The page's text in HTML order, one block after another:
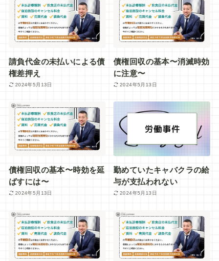
請負代金の未払いによる債
権差押え
2024年5月13日
債権回収の基本〜消滅時効
に注意〜
2024年5月13日
債権回収の基本〜時効を延
ばすには〜
2024年5月13日
勤めていたキャバクラの給
与が支払われない
2024年5月13日